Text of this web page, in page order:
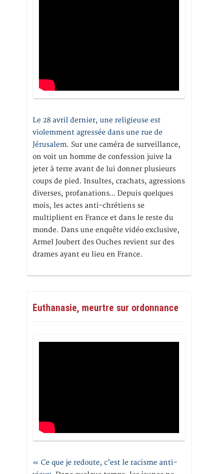
Le 28 avril dernier, une religieuse est
violemment agressée dans une rue de
Jérusalem. Sur une caméra de surveillance,
on voit un homme de confession juive la
jeter à terre avant de lui donner plusieurs
coups de pied. Insultes, crachats, agressions
diverses, profanations… Depuis quelques
mois, les actes anti-chrétiens se
multiplient en France et dans le reste du
monde. Dans une enquête vidéo exclusive,
Armel Joubert des Ouches revient sur des
drames ayant eu lieu en France.
Euthanasie, meurtre sur ordonnance
« Ce que je redoute, c’est le racisme anti-